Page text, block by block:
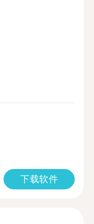
下载软件